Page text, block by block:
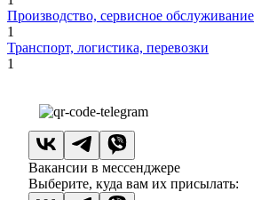
Производство, сервисное обслуживание
1
Транспорт, логистика, перевозки
1
Вакансии в мессенджере
Выберите, куда вам их присылать: